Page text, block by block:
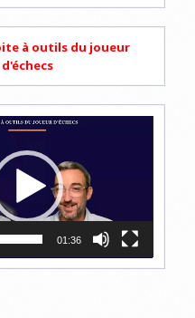
à outils du joueur
d'échecs
01:36